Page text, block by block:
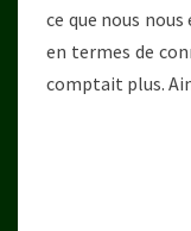
ce que nous
en termes de
comptait plus.